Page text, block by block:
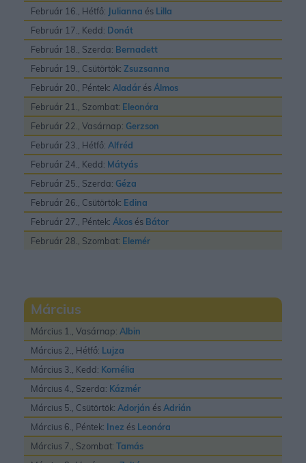
Február 16., Hétfő: Julianna és Lilla
Február 17., Kedd: Donát
Február 18., Szerda: Bernadett
Február 19., Csütörtök: Zsuzsanna
Február 20., Péntek: Aladár ésÁlmos
Február 21., Szombat: Eleonóra
Február 22., Vasárnap: Gerzson
Február 23., Hétfő: Alfréd
Február 24., Kedd: Mátyás
Február 25., Szerda: Géza
Február 26., Csütörtök: Edina
Február 27., Péntek: Ákos és Bátor
Február 28., Szombat: Elemér
Március
Március 1., Vasárnap: Albin
Március 2., Hétfő: Lujza
Március 3., Kedd: Kornélia
Március 4., Szerda: Kázmér
Március 5., Csütörtök: Adorján ésAdrián
Március 6., Péntek: Inez és Leonóra
Március 7., Szombat: Tamás